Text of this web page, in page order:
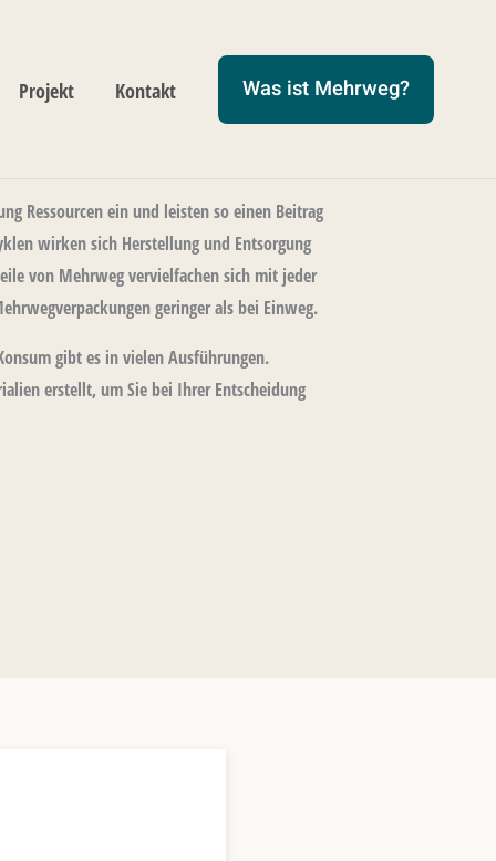
Projekt Kontakt Was ist Mehrweg?
Ressourcen ein und leisten so einen Beitrag
wirken sich Herstellung und Entsorgung
von Mehrweg vervielfachen sich mit jeder
geringer als bei Einweg.
gibt es in vielen Ausführungen.
erstellt, um Sie bei Ihrer Entscheidung